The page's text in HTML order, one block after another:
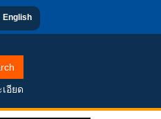
English
อียด